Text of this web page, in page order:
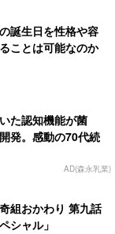
誕生日を性格や容
ことは可能なのか
た認知機能が菌
発。感動の70代続
AD(森永乳業)
組おかわり 第九話
シャル」